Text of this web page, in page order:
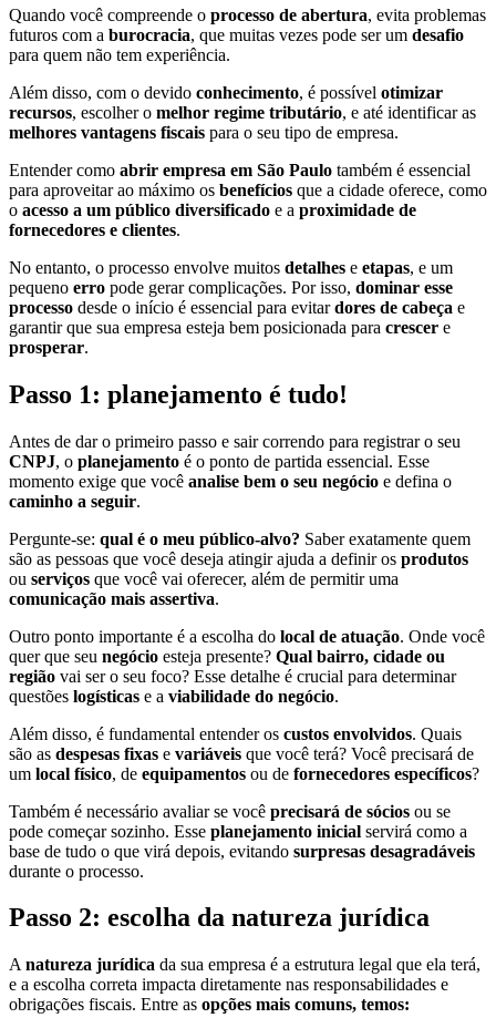
Quando você compreende o processo de abertura, evita problemas
futuros com a burocracia, que muitas vezes pode ser um desafio
para quem não tem experiência.
Além disso, com o devido conhecimento, é possível otimizar
recursos, escolher o melhor regime tributário, e até identificar as
melhores vantagens fiscais para o seu tipo de empresa.
Entender como abrir empresa em São Paulo também é essencial
para aproveitar ao máximo os benefícios que a cidade oferece, como
o acesso a um público diversificado e a proximidade de
fornecedores e clientes.
No entanto, o processo envolve muitos detalhes e etapas, e um
pequeno erro pode gerar complicações. Por isso, dominar esse
processo desde o início é essencial para evitardores de cabeça e
garantir que sua empresa esteja bem posicionada para crescer e
prosperar.
Passo 1: planejamento é tudo!
Antes de dar o primeiro passo e sair correndo para registrar o seu
CNPJ, o planejamento é o ponto de partida essencial. Esse
momento exige que você analise bem o seu negócio e defina o
caminho a seguir.
Pergunte-se: qual é o meu público-alvo? Saber exatamente quem
são as pessoas que você deseja atingir ajuda a definir os produtos
ou serviços que você vai oferecer, além de permitir uma
comunicação mais assertiva.
Outro ponto importante é a escolha do local de atuação. Onde você
quer que seu negócio esteja presente? Qual bairro, cidade ou
região vai ser o seu foco? Esse detalhe é crucial para determinar
questões logísticas e a viabilidade do negócio.
Além disso, é fundamental entender os custos envolvidos. Quais
são as despesas fixas e variáveis que você terá? Você precisará de
um local físico, de equipamentos ou de fornecedores específicos?
Também é necessário avaliar se você precisará de sócios ou se
pode começar sozinho. Esse planejamento inicial servirá como a
base de tudo o que virá depois, evitando surpresas desagradáveis
durante o processo.
Passo 2: escolha da natureza jurídica
A natureza jurídica da sua empresa é a estrutura legal que ela terá,
e a escolha correta impacta diretamente nas responsabilidades e
obrigações fiscais. Entre as opções mais comuns, temos: